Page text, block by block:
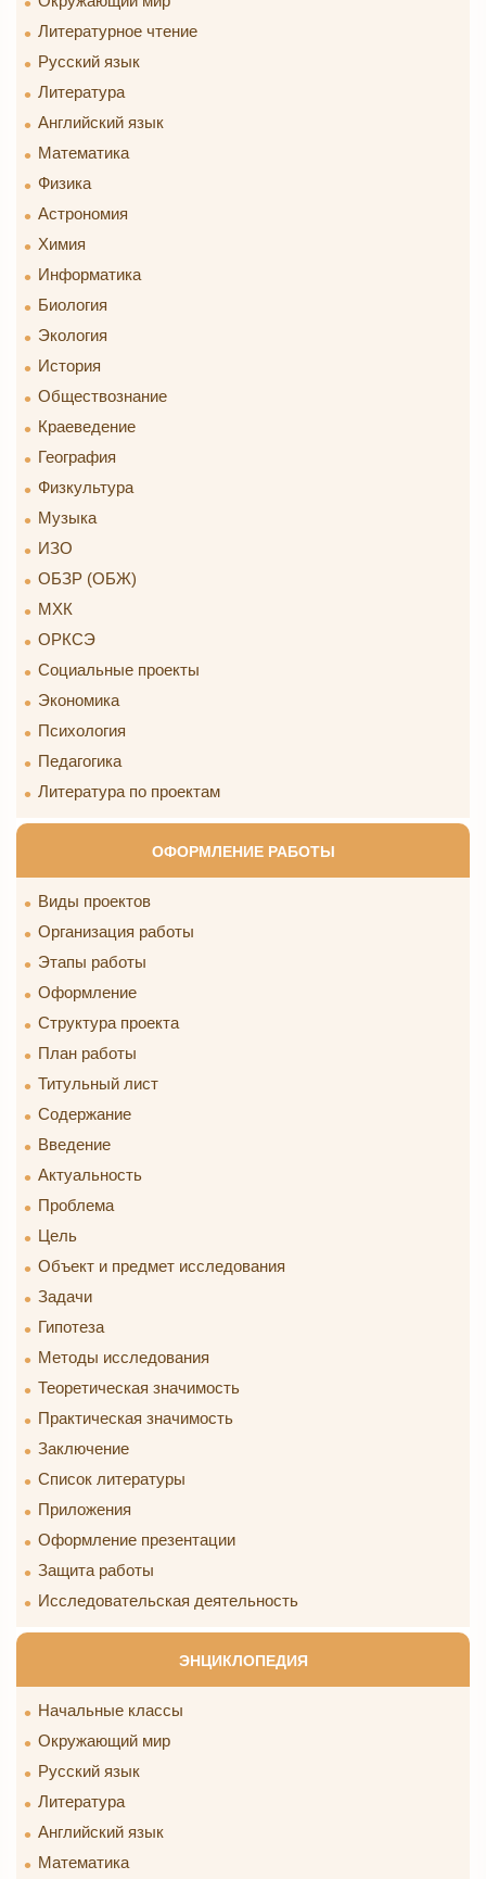
Литературное чтение
Русский язык
Литература
Английский язык
Математика
Физика
Астрономия
Химия
Информатика
Биология
Экология
История
Обществознание
Краеведение
География
Физкультура
Музыка
ИЗО
ОБЗР (ОБЖ)
МХК
ОРКСЭ
Социальные проекты
Экономика
Психология
Педагогика
Литература по проектам
ОФОРМЛЕНИЕ РАБОТЫ
Виды проектов
Организация работы
Этапы работы
Оформление
Структура проекта
План работы
Титульный лист
Содержание
Введение
Актуальность
Проблема
Цель
Объект и предмет исследования
Задачи
Гипотеза
Методы исследования
Теоретическая значимость
Практическая значимость
Заключение
Список литературы
Приложения
Оформление презентации
Защита работы
Исследовательская деятельность
ЭНЦИКЛОПЕДИЯ
Начальные классы
Окружающий мир
Русский язык
Литература
Английский язык
Математика